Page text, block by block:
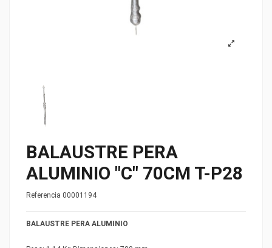
BALAUSTRE PERA
ALUMINIO "C" 70CM T-P28
Referencia 00001194
BALAUSTRE PERA ALUMINIO